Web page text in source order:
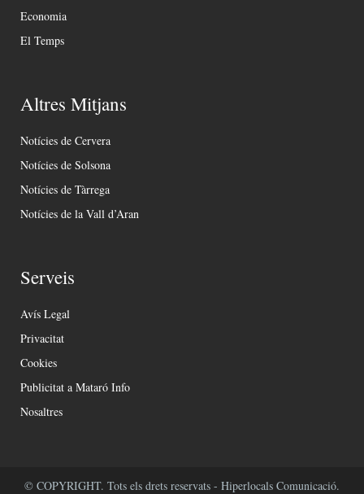
Economia
El Temps
Altres Mitjans
Notícies de Cervera
Notícies de Solsona
Notícies de Tàrrega
Notícies de la Vall d’Aran
Serveis
Avís Legal
Privacitat
Cookies
Publicitat a Mataró Info
Nosaltres
© COPYRIGHT. Tots els drets reservats - Hiperlocals Comunicació.